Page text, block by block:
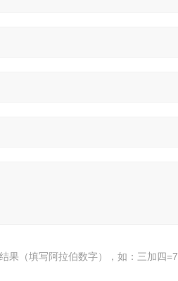
果（填写阿拉伯数字），如：三加四=7